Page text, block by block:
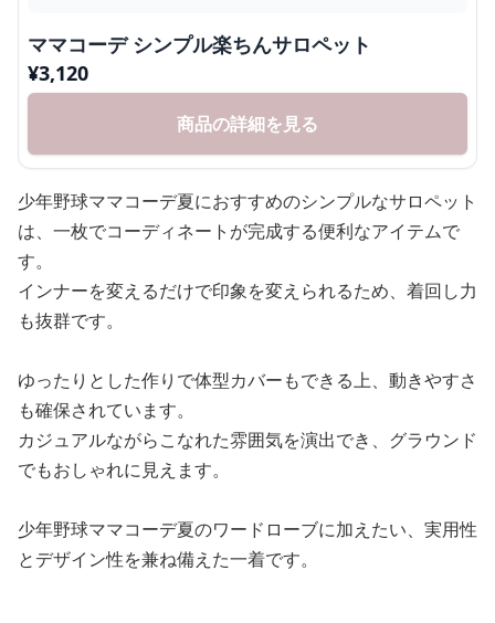
ママコーデ シンプル楽ちんサロペット
¥3,120
商品の詳細を見る
少年野球ママコーデ夏におすすめのシンプルなサロペット
は、一枚でコーディネートが完成する便利なアイテムで
す。
インナーを変えるだけで印象を変えられるため、着回し力
も抜群です。
ゆったりとした作りで体型カバーもできる上、動きやすさ
も確保されています。
カジュアルながらこなれた雰囲気を演出でき、グラウンド
でもおしゃれに見えます。
少年野球ママコーデ夏のワードローブに加えたい、実用性
とデザイン性を兼ね備えた一着です。